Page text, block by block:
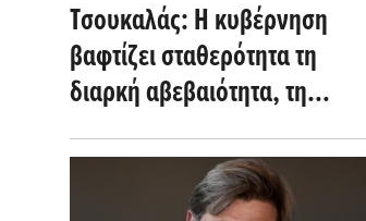
Tσουκαλάς: Η κυβέρνηση
βαφτίζει σταθερότητα τη
διαρκή αβεβαιότητα, τη
μεταρρυθμιστική άπνοια, την
ακρίβεια και τις ανισότητες